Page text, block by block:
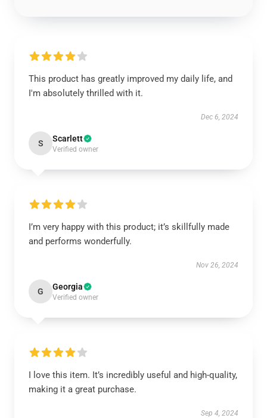
This product has greatly improved my daily life, and
I'm absolutely thrilled with it.
Dec 6, 2024
S Scarlett
Verified owner
I’m very happy with this product; it’s skillfully made
and performs wonderfully.
Nov 26, 2024
G Georgia
Verified owner
I love this item. It’s incredibly useful and high-quality,
making it a great purchase.
Sep 4, 2024